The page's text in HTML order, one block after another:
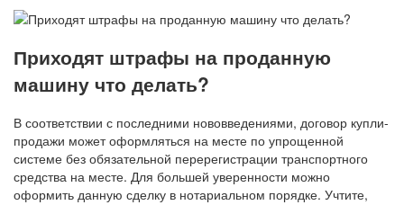
Приходят штрафы на проданную
машину что делать?
В соответствии с последними нововведениями, договор купли-
продажи может оформляться на месте по упрощенной
системе без обязательной перерегистрации транспортного
средства на месте. Для большей уверенности можно
оформить данную сделку в нотариальном порядке. Учтите,